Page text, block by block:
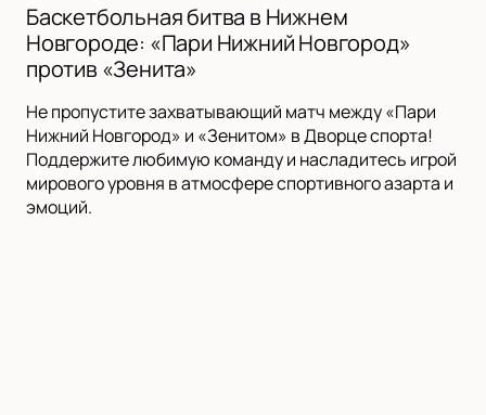
Баскетбольная битва в Нижнем
Новгороде: «Пари Нижний Новгород»
против «Зенита»
Не пропустите захватывающий матч между «Пари
Нижний Новгород» и «Зенитом» в Дворце спорта!
Поддержите любимую команду и насладитесь игрой
мирового уровня в атмосфере спортивного азарта и
эмоций.